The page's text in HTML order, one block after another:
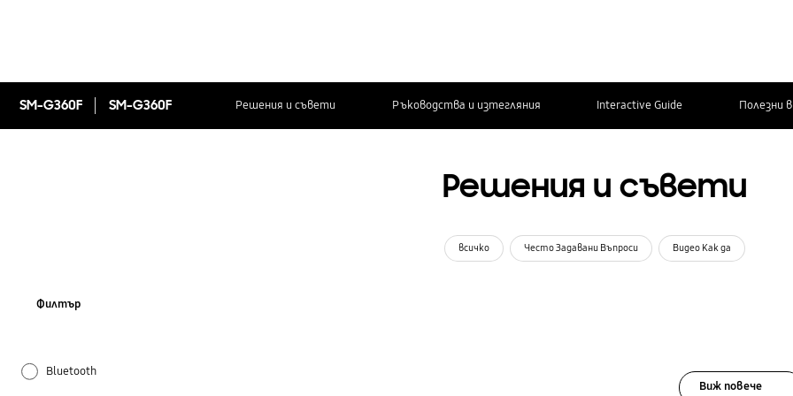
SM-G360F SM-G360F Решения и съвети Ръководства и изтегляния Interactive Guide Полезни
Решения и съвети
всичко Често Задавани Въпроси Видео Как да
Филтър
Bluetooth
Виж повече